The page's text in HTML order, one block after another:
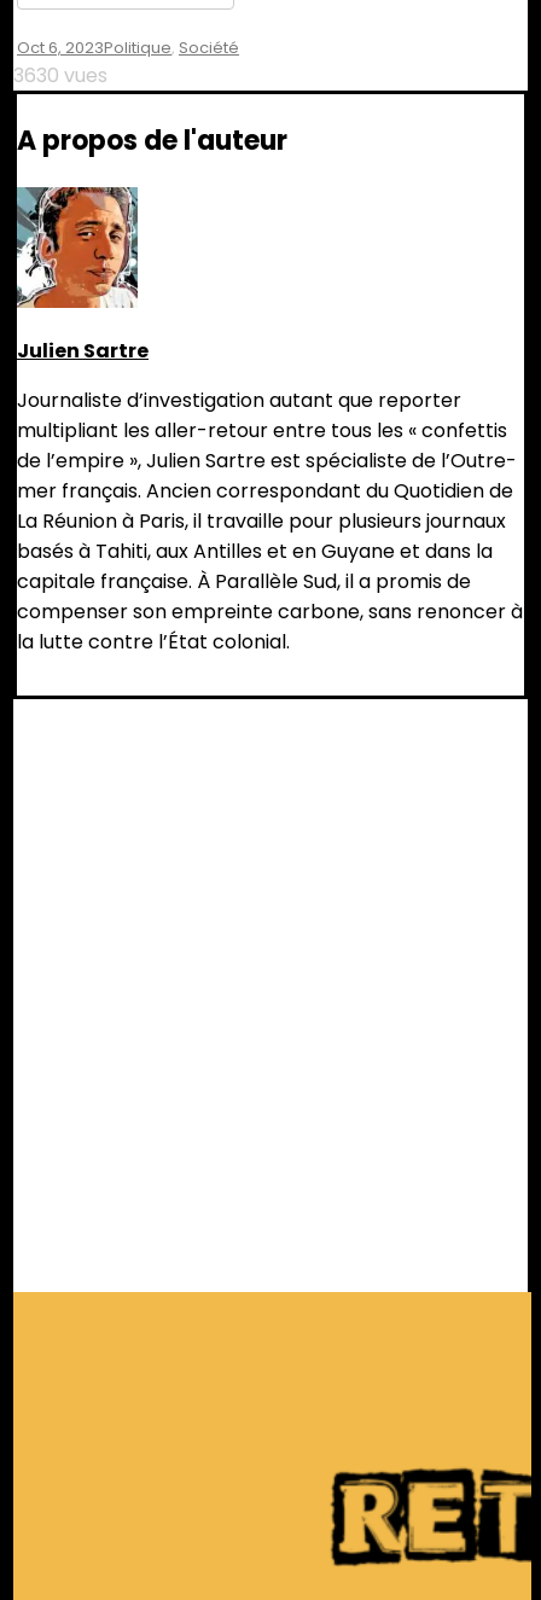
Oct 6, 2023Politique, Société
3630 vues
A propos de l'auteur
Julien Sartre
Journaliste d’investigation autant que reporter
multipliant les aller-retour entre tous les « confettis
de l’empire », Julien Sartre est spécialiste de l’Outre-
mer français. Ancien correspondant du Quotidien de
La Réunion à Paris, il travaille pour plusieurs journaux
basés à Tahiti, aux Antilles et en Guyane et dans la
capitale française. À Parallèle Sud, il a promis de
compenser son empreinte carbone, sans renoncer à
la lutte contre l’État colonial.